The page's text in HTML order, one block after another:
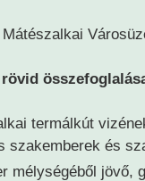
Mátészalkai
termálkút
szakemberek és
mélységéből jövő,